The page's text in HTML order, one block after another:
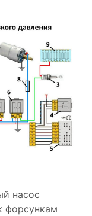
насос
форсункам